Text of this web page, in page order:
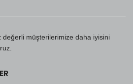
değerli müşterilerimize daha iyisini